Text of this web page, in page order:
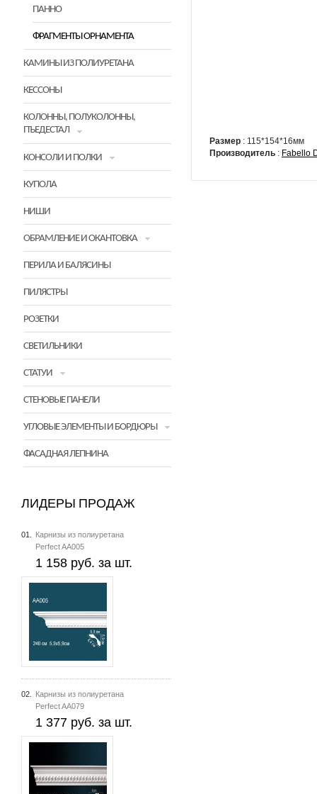
ПАННО
ФРАГМЕНТЫ ОРНАМЕНТА
КАМИНЫ ИЗ ПОЛИУРЕТАНА
КЕССОНЫ
КОЛОННЫ, ПОЛУКОЛОННЫ,
ПЪЕДЕСТАЛ
КОНСОЛИ И ПОЛКИ
КУПОЛА
НИШИ
ОБРАМЛЕНИЕ И ОКАНТОВКА
ПЕРИЛА И БАЛЯСИНЫ
ПИЛЯСТРЫ
РОЗЕТКИ
СВЕТИЛЬНИКИ
СТАТУИ
СТЕНОВЫЕ ПАНЕЛИ
УГЛОВЫЕ ЭЛЕМЕНТЫ И БОРДЮРЫ
ФАСАДНАЯ ЛЕПНИНА
ЛИДЕРЫ ПРОДАЖ
01.
Карнизы из полиуретана
Perfect AA005
1 158 руб. за шт.
02.
Карнизы из полиуретана
Perfect AA079
1 377 руб. за шт.
Размер : 115*154*16мм
Производитель : Fabello